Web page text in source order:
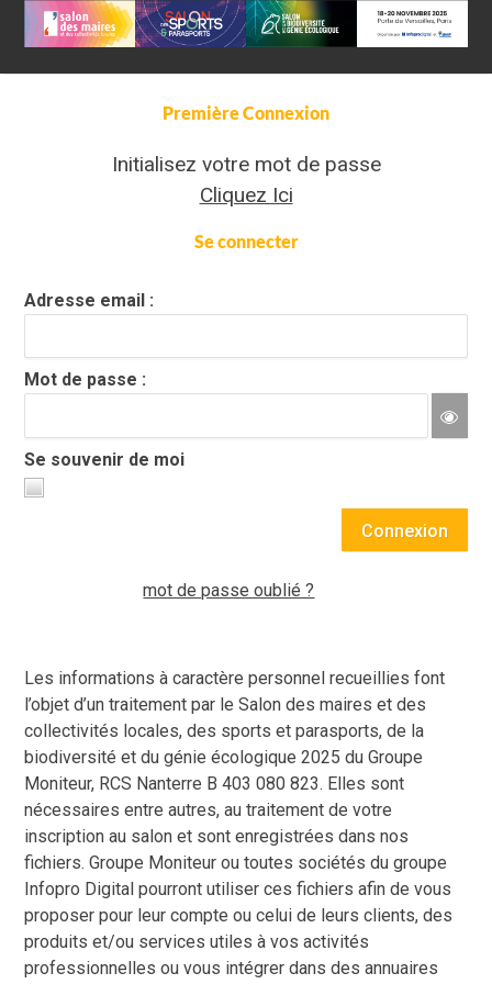
Première Connexion
Initialisez votre mot de passe
Cliquez Ici
Se connecter
Adresse email :
Mot de passe :
Se souvenir de moi
Connexion
mot de passe oublié ?
Les informations à caractère personnel recueillies font
l’objet d’un traitement par le Salon des maires et des
collectivités locales, des sports et parasports, de la
biodiversité et du génie écologique 2025 du Groupe
Moniteur, RCS Nanterre B 403 080 823. Elles sont
nécessaires entre autres, au traitement de votre
inscription au salon et sont enregistrées dans nos
fichiers. Groupe Moniteur ou toutes sociétés du groupe
Infopro Digital pourront utiliser ces fichiers afin de vous
proposer pour leur compte ou celui de leurs clients, des
produits et/ou services utiles à vos activités
professionnelles ou vous intégrer dans des annuaires